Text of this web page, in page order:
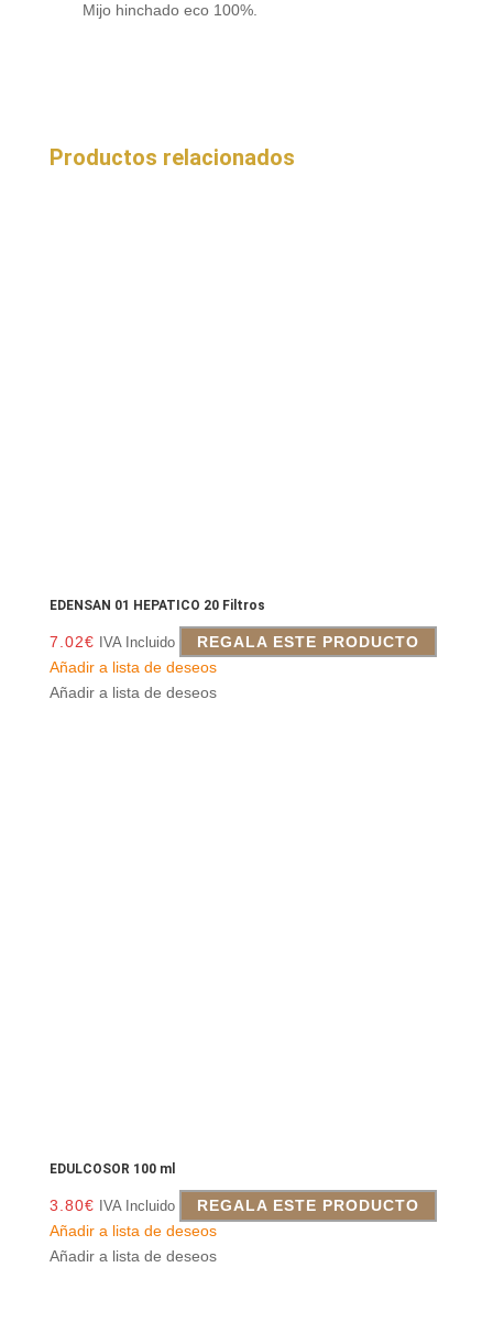
Mijo hinchado eco 100%.
Productos relacionados
EDENSAN 01 HEPATICO 20 Filtros
7.02€ IVA Incluido
REGALA ESTE PRODUCTO
Añadir a lista de deseos
Añadir a lista de deseos
EDULCOSOR 100 ml
3.80€ IVA Incluido
REGALA ESTE PRODUCTO
Añadir a lista de deseos
Añadir a lista de deseos